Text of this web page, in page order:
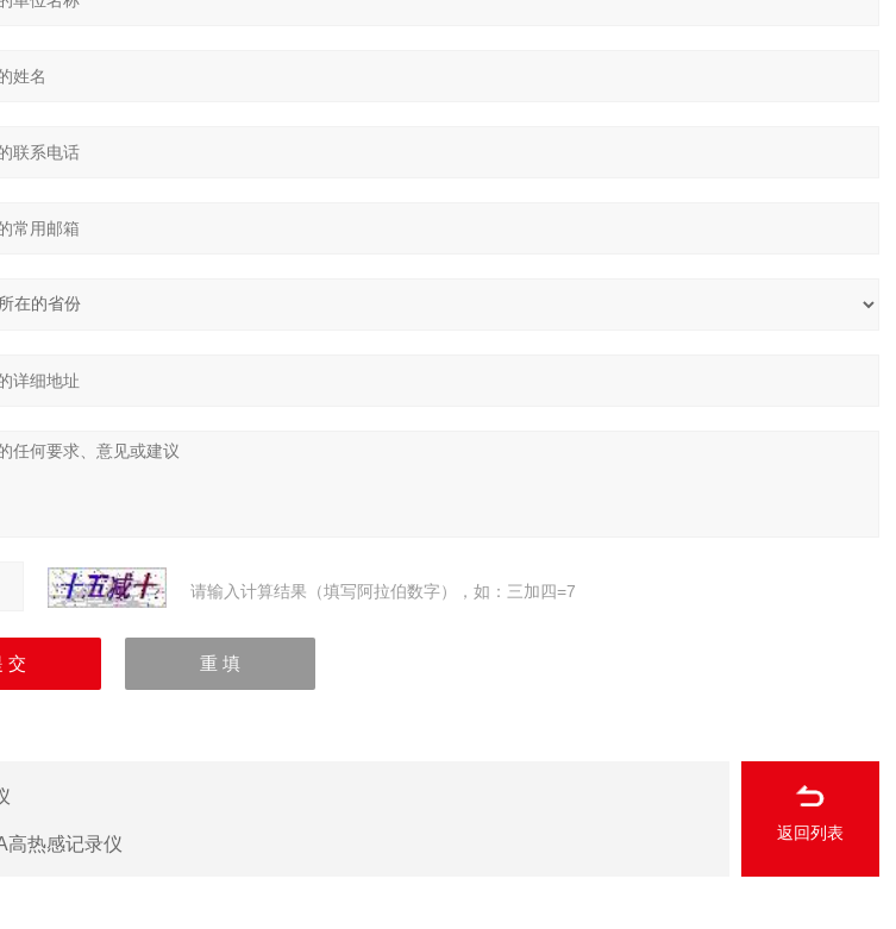
请输入计算结果（填写阿拉伯数字），如：三加四=7
高热感记录仪
返回列表